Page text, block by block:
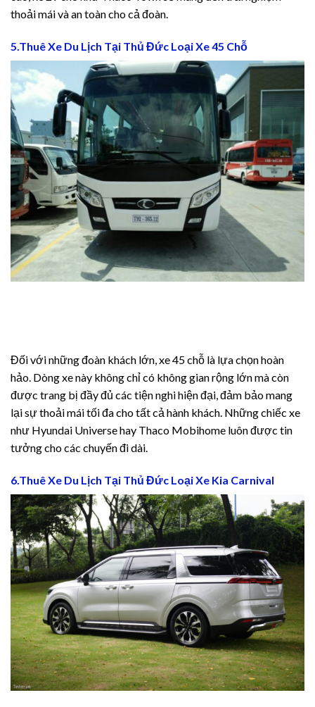
thoải mái và an toàn cho cả đoàn.
5.Thuê Xe Du Lịch Tại Thủ Đức Loại Xe 45 Chỗ
Đối với những đoàn khách lớn, xe 45 chỗ là lựa chọn hoàn
hảo. Dòng xe này không chỉ có không gian rộng lớn mà còn
được trang bị đầy đủ các tiện nghi hiện đại, đảm bảo mang
lại sự thoải mái tối đa cho tất cả hành khách. Những chiếc xe
như Hyundai Universe hay Thaco Mobihome luôn được tin
tưởng cho các chuyến đi dài.
6.Thuê Xe Du Lịch Tại Thủ Đức Loại Xe Kia Carnival